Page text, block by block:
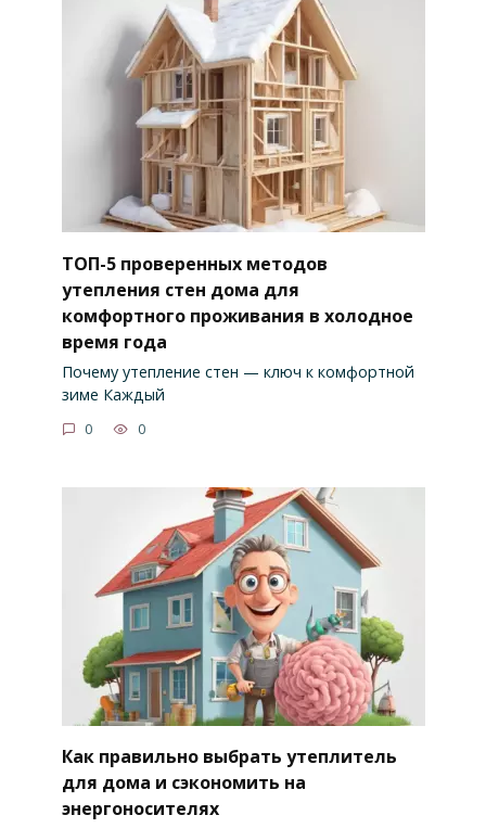
ТОП-5 проверенных методов
утепления стен дома для
комфортного проживания в холодное
время года
Почему утепление стен — ключ к комфортной
зиме Каждый
0 0
Как правильно выбрать утеплитель
для дома и сэкономить на
энергоносителях